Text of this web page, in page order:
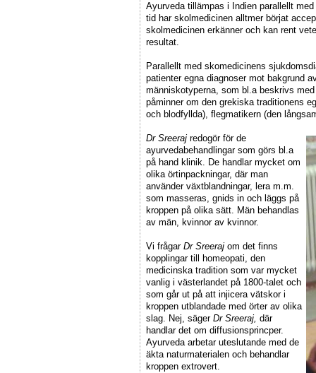
Ayurveda tillämpas i Indien parallellt
tid har skolmedicinen alltmer börjat
skolmedicinen erkänner och kan rent
resultat.
Parallellt med skomedicinens
patienter egna diagnoser mot bakgrund
människotyperna, som bl.a beskrivs
påminner om den grekiska traditionens
och blodfyllda), flegmatikern (den
Dr Sreeraj redogör för de
ayurvedabehandlingar som görs bl.a
på hand klinik. De handlar mycket om
olika örtinpackningar, där man
använder växtblandningar, lera m.m.
som masseras, gnids in och läggs på
kroppen på olika sätt. Män behandlas
av män, kvinnor av kvinnor.
Vi frågar Dr Sreeraj om det finns
kopplingar till homeopati, den
medicinska tradition som var mycket
vanlig i västerlandet på 1800-talet och
som går ut på att injicera vätskor i
kroppen utblandade med örter av olika
slag. Nej, säger Dr Sreeraj, där
handlar det om diffusionsprincper.
Ayurveda arbetar uteslutande med de
äkta naturmaterialen och behandlar
kroppen extrovert.